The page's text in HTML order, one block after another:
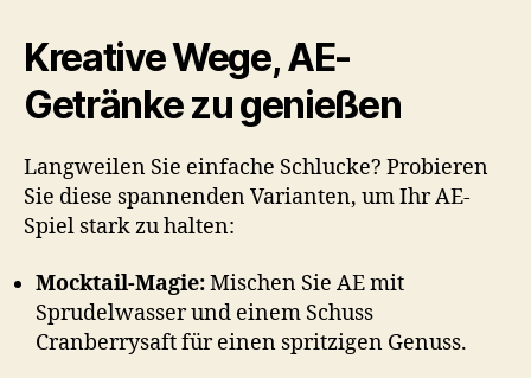
Kreative Wege, AE-
Getränke zu genießen
Langweilen Sie einfache Schlucke? Probieren
Sie diese spannenden Varianten, um Ihr AE-
Spiel stark zu halten:
Mocktail-Magie:Mischen Sie AE mit
Sprudelwasser und einem Schuss
Cranberrysaft für einen spritzigen Genuss.